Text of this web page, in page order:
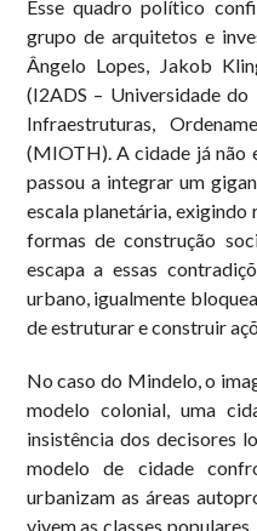
Esse quadro político
grupo de arquitetos e
Ângelo Lopes, Jakob
(I2ADS – Universidade
Infraestruturas,
(MIOTH). A cidade já não
passou a integrar um
escala planetária,
formas de construção
escapa a essas
urbano, igualmente
de estruturar e construir
No caso do Mindelo, o
modelo colonial, uma
insistência dos decisores
modelo de cidade
urbanizam as áreas
vivem as classes